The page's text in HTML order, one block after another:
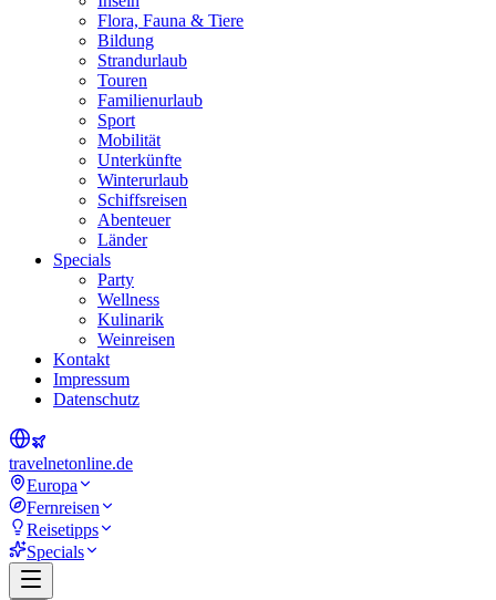
Flora, Fauna & Tiere
Bildung
Strandurlaub
Touren
Familienurlaub
Sport
Mobilität
Unterkünfte
Winterurlaub
Schiffsreisen
Abenteuer
Länder
Specials
Party
Wellness
Kulinarik
Weinreisen
Kontakt
Impressum
Datenschutz
travelnetonline.de
Europa
Fernreisen
Reisetipps
Specials